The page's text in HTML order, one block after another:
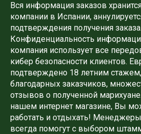
Вся информация заказов
компании в Испании,
подтверждения получения заказа.
Конфиденциальность
компания использует все
кибер безопасности клиентов.
подтверждено 18 летним
благодарных заказчиков,
отзывов о полученной
нашем интернет магазине, Вы
работать и отдыхать!
всегда помогут с выбором